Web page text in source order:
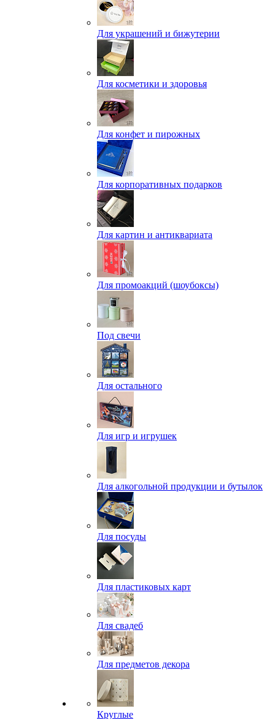
Для украшений и бижутерии
Для косметики и здоровья
Для конфет и пирожных
Для корпоративных подарков
Для картин и антиквариата
Для промоакций (шоубоксы)
Под свечи
Для остального
Для игр и игрушек
Для алкогольной продукции и бутылок
Для посуды
Для пластиковых карт
Для свадеб
Для предметов декора
Круглые